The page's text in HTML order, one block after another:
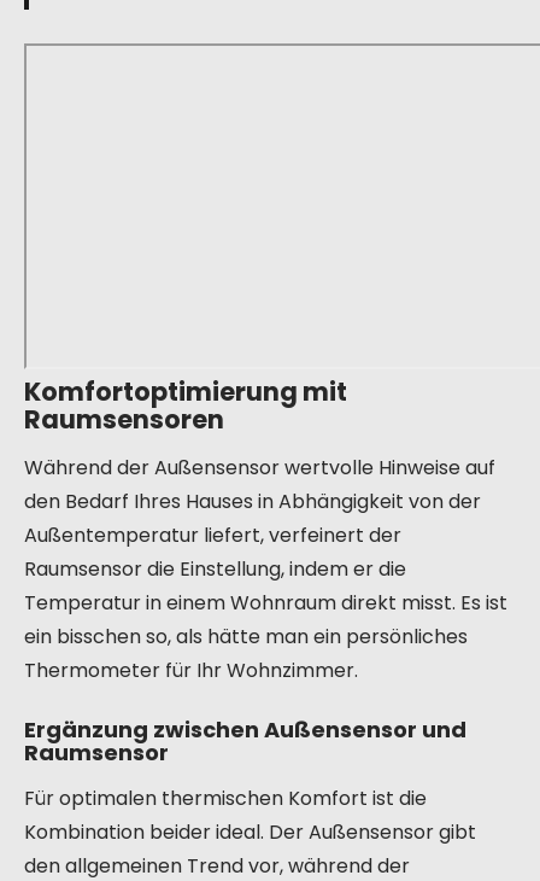
Komfortoptimierung mit
Raumsensoren
Während der Außensensor wertvolle Hinweise auf
den Bedarf Ihres Hauses in Abhängigkeit von der
Außentemperatur liefert, verfeinert der
Raumsensor die Einstellung, indem er die
Temperatur in einem Wohnraum direkt misst. Es ist
ein bisschen so, als hätte man ein persönliches
Thermometer für Ihr Wohnzimmer.
Ergänzung zwischen Außensensor und
Raumsensor
Für optimalen thermischen Komfort ist die
Kombination beider ideal. Der Außensensor gibt
den allgemeinen Trend vor, während der